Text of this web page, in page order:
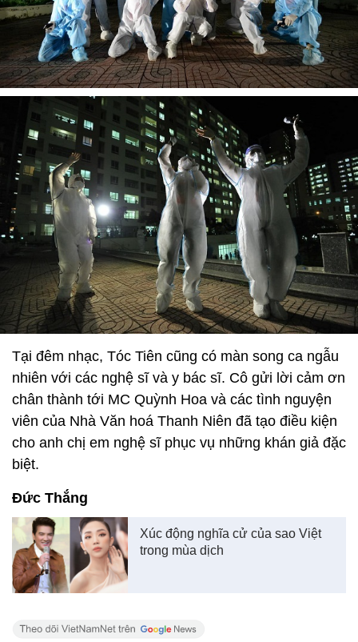
Tại đêm nhạc, Tóc Tiên cũng có màn song ca ngẫu
nhiên với các nghệ sĩ và y bác sĩ. Cô gửi lời cảm ơn
chân thành tới MC Quỳnh Hoa và các tình nguyện
viên của Nhà Văn hoá Thanh Niên đã tạo điều kiện
cho anh chị em nghệ sĩ phục vụ những khán giả đặc
biệt.
Đức Thắng
Xúc động nghĩa cử của sao Việt
trong mùa dịch